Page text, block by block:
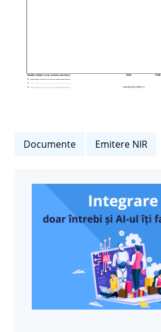
Documente Emitere NIR